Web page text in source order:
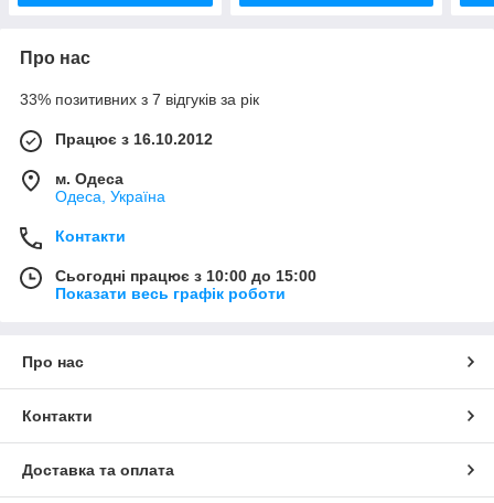
Про нас
33% позитивних з 7 відгуків за рік
Працює з 16.10.2012
м. Одеса
Одеса, Україна
Контакти
Сьогодні працює з 10:00 до 15:00
Показати весь графік роботи
Про нас
Контакти
Доставка та оплата